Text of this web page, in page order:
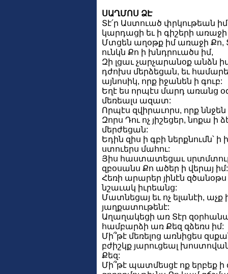
ՍԱՂՄՈՍ ՁԷ
Տէ՛ր Աստուած փրկութեան
կարդացի եւ ի գիշերի առաջի
Մտցեն աղօթք իմ առաջի Քո,
ունկն Քո ի խնդրուածս իմ,
Զի լցաւ չարչարանօք անձն
դժոխս մերձեցան, եւ
այնոսիկ, որք իջանեն ի գուբ:
Եղէ ես որպէս մարդ առանց
մեռեալս ազատ:
Որպէս զվիրաւորս, որք
Զորս Դու ոչ յիշեցեր, նոքա ի
մերժեցան:
Եդին զիս ի գբի ներքնումն՝
ստուերս մահու:
Յիս հաստատեցաւ
զբօսանս Քո ածեր ի վերայ իմ:
Հեռի արարեր յինէն զծանօթս
նշաւակ իւրեանց:
Մատնեցայ եւ ոչ ելանէի,
յաղքատութենէ:
Աղաղակեցի առ Տէր
համբարձի առ Քեզ զձեռս իմ:
Մի՞թէ մեռելոց առնիցես
բժիշկք յարուցեալ
Քեզ:
Մի՞թէ պատմեսցէ ոք երբեք ի